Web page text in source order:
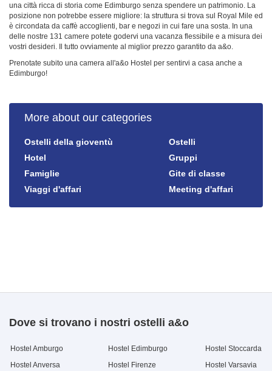
una città ricca di storia come Edimburgo senza spendere un patrimonio. La
posizione non potrebbe essere migliore: la struttura si trova sul Royal Mile ed
è circondata da caffè accoglienti, bar e negozi in cui fare una sosta. In una
delle nostre 131 camere potete godervi una vacanza flessibile e a misura dei
vostri desideri. Il tutto ovviamente al miglior prezzo garantito da a&o.
Prenotate subito una camera all'a&o Hostel per sentirvi a casa anche a
Edimburgo!
More about our categories
Ostelli della gioventù
Ostelli
Hotel
Gruppi
Famiglie
Gite di classe
Viaggi d'affari
Meeting d'affari
Dove si trovano i nostri ostelli a&o
Hostel Amburgo
Hostel Anversa
Hostel Edimburgo
Hostel Firenze
Hostel Stoccarda
Hostel Varsavia